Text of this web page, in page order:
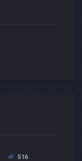
516